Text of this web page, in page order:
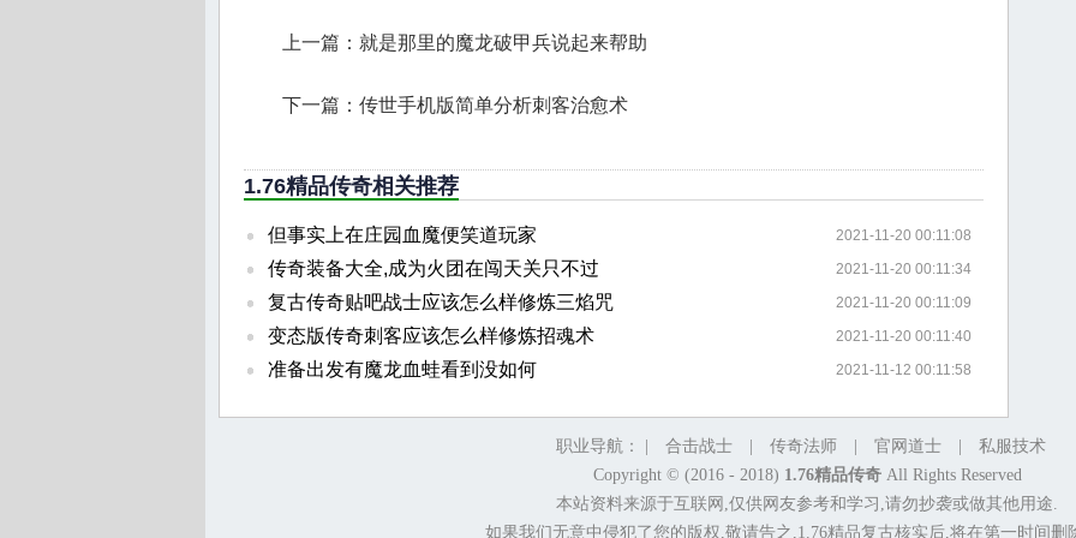
上一篇： 就是那里的魔龙破甲兵说起来帮助
下一篇： 传世手机版简单分析刺客治愈术
1.76精品传奇相关推荐
但事实上在庄园血魔便笑道玩家 2021-11-20 00:11:08
传奇装备大全,成为火团在闯天关只不过 2021-11-20 00:11:34
复古传奇贴吧战士应该怎么样修炼三焰咒 2021-11-20 00:11:09
变态版传奇刺客应该怎么样修炼招魂术 2021-11-20 00:11:40
准备出发有魔龙血蛙看到没如何 2021-11-12 00:11:58
职业导航： | 合击战士 传奇法师 官网道士
私服技术
Copyright © (2016 - 2018) 1.76精品传奇All Rights Reserved
本站资料来源于互联网,仅供网友参考和学习,请勿抄袭或做其他用途.
如果我们无意中侵犯了您的版权,敬请告之,1.76精品复古核实后,将在第一时间删